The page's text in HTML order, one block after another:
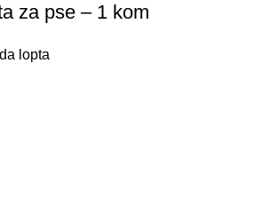
za pse – 1 kom
lopta